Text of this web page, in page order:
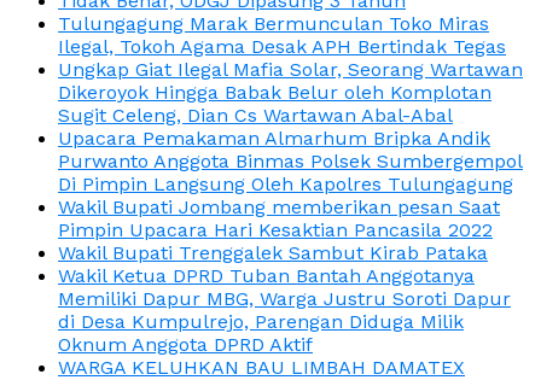
Tulungagung Marak Bermunculan Toko Miras
Ilegal, Tokoh Agama Desak APH Bertindak Tegas
Ungkap Giat Ilegal Mafia Solar, Seorang Wartawan
Dikeroyok Hingga Babak Belur oleh Komplotan
Sugit Celeng, Dian Cs Wartawan Abal-Abal
Upacara Pemakaman Almarhum Bripka Andik
Purwanto Anggota Binmas Polsek Sumbergempol
Di Pimpin Langsung Oleh Kapolres Tulungagung
Wakil Bupati Jombang memberikan pesan Saat
Pimpin Upacara Hari Kesaktian Pancasila 2022
Wakil Bupati Trenggalek Sambut Kirab Pataka
Wakil Ketua DPRD Tuban Bantah Anggotanya
Memiliki Dapur MBG, Warga Justru Soroti Dapur
di Desa Kumpulrejo, Parengan Diduga Milik
Oknum Anggota DPRD Aktif
WARGA KELUHKAN BAU LIMBAH DAMATEX